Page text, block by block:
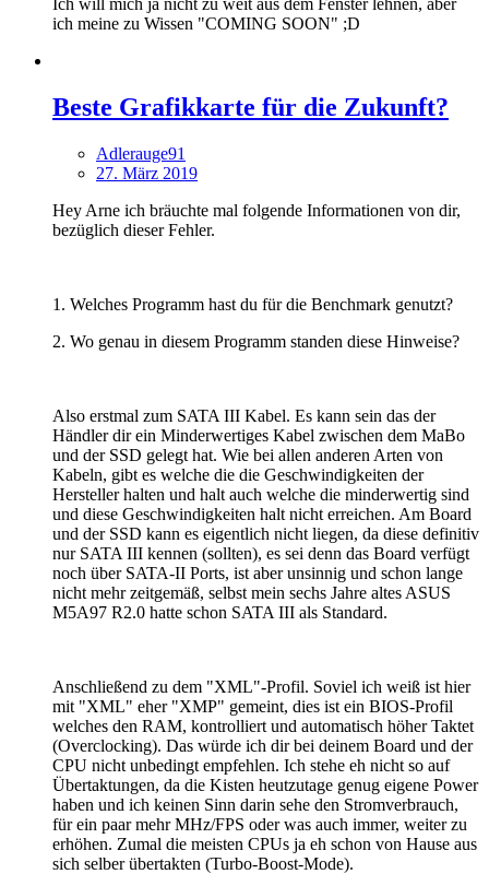
Ich will mich ja nicht zu weit aus dem Fenster lehnen, aber
ich meine zu Wissen "COMING SOON" ;D
Beste Grafikkarte für die Zukunft?
Adlerauge91
27. März 2019
Hey Arne ich bräuchte mal folgende Informationen von dir,
bezüglich dieser Fehler.
1. Welches Programm hast du für die Benchmark genutzt?
2. Wo genau in diesem Programm standen diese Hinweise?
Also erstmal zum SATA III Kabel. Es kann sein das der
Händler dir ein Minderwertiges Kabel zwischen dem MaBo
und der SSD gelegt hat. Wie bei allen anderen Arten von
Kabeln, gibt es welche die die Geschwindigkeiten der
Hersteller halten und halt auch welche die minderwertig sind
und diese Geschwindigkeiten halt nicht erreichen. Am Board
und der SSD kann es eigentlich nicht liegen, da diese definitiv
nur SATA III kennen (sollten), es sei denn das Board verfügt
noch über SATA-II Ports, ist aber unsinnig und schon lange
nicht mehr zeitgemäß, selbst mein sechs Jahre altes ASUS
M5A97 R2.0 hatte schon SATA III als Standard.
Anschließend zu dem "XML"-Profil. Soviel ich weiß ist hier
mit "XML" eher "XMP" gemeint, dies ist ein BIOS-Profil
welches den RAM, kontrolliert und automatisch höher Taktet
(Overclocking). Das würde ich dir bei deinem Board und der
CPU nicht unbedingt empfehlen. Ich stehe eh nicht so auf
Übertaktungen, da die Kisten heutzutage genug eigene Power
haben und ich keinen Sinn darin sehe den Stromverbrauch,
für ein paar mehr MHz/FPS oder was auch immer, weiter zu
erhöhen. Zumal die meisten CPUs ja eh schon von Hause aus
sich selber übertakten (Turbo-Boost-Mode).